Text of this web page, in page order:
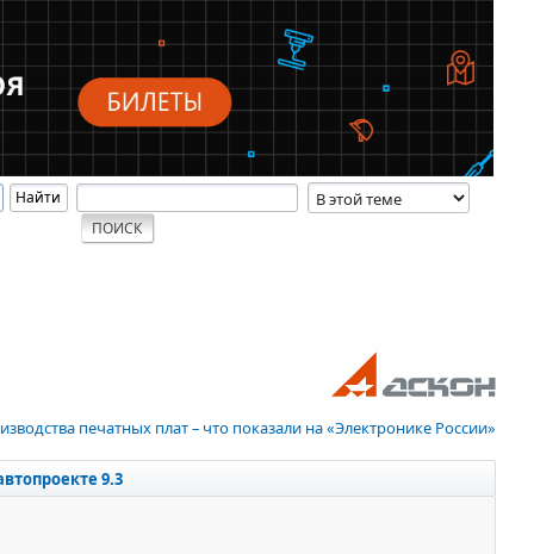
печатных плат – что показали на «Электронике России»
9.3